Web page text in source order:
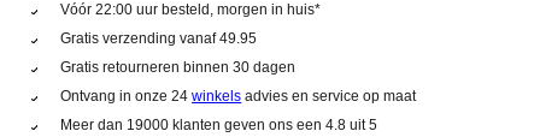
Vóór 22:00 uur besteld, morgen in huis*
Gratis verzending vanaf 49.95
Gratis retourneren binnen 30 dagen
Ontvang in onze 24winkels advies en service op maat
Meer dan 19000 klanten geven ons een 4.8 uit 5